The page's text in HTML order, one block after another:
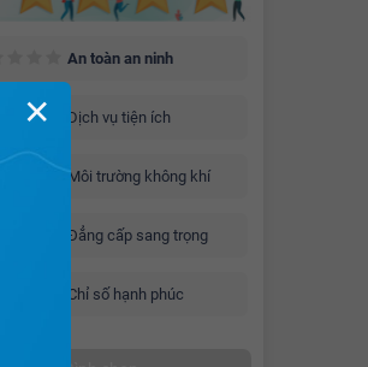
An toàn an ninh
Dịch vụ tiện ích
Môi trường không khí
Đẳng cấp sang trọng
Chỉ số hạnh phúc
✕